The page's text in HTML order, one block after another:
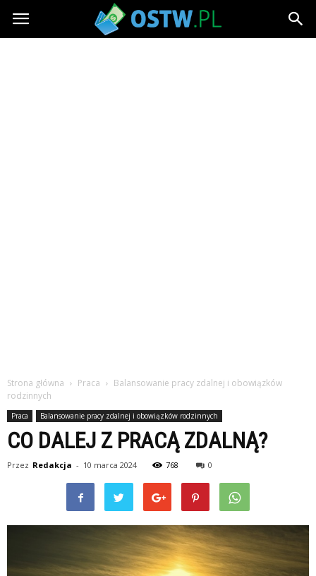
ostw.pl
Strona główna Praca
Balansowanie pracy zdalnej i obowiązków
rodzinnych
Praca Balansowanie pracy zdalnej i obowiązków rodzinnych
CO DALEJ Z PRACĄ ZDALNĄ?
Przez Redakcja - 10 marca 2024 768 0